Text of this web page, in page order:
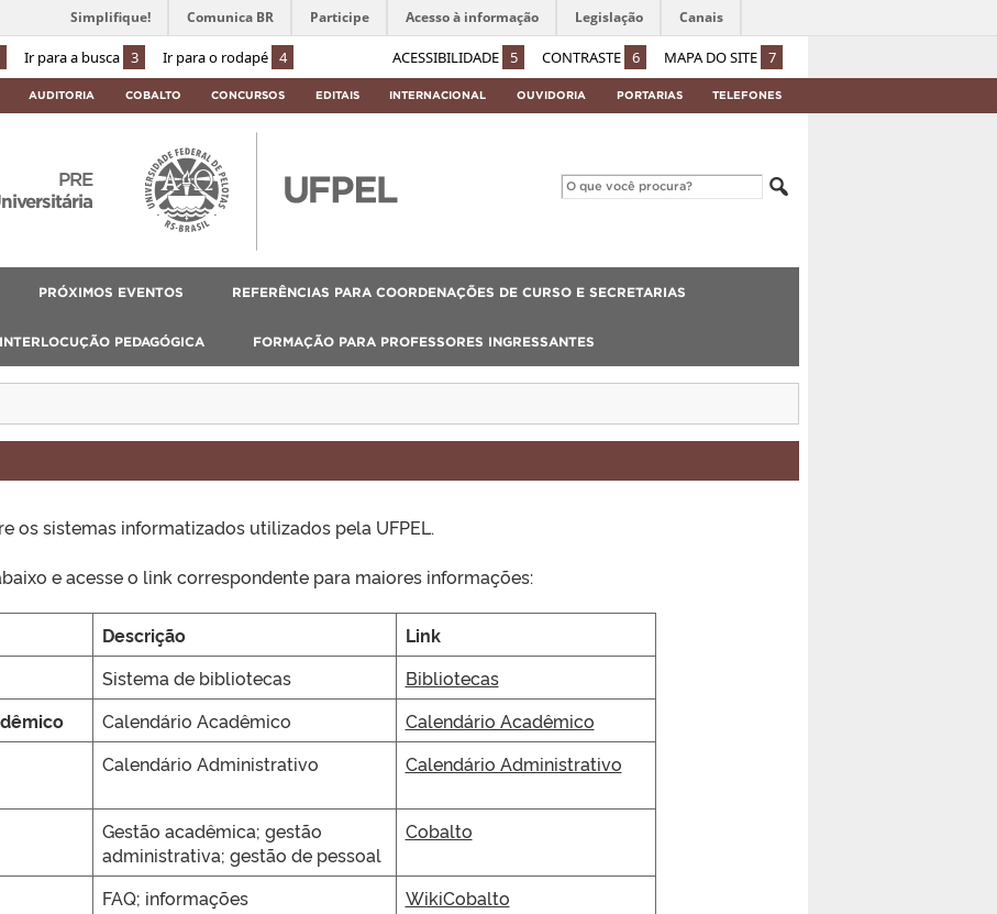
Ir para a busca 3 Ir para o rodapé 4 ACESSIBILIDADE 5 CONTRASTE 6 MAPA DO SITE 7
Simplifique! Comunica BR Participe Acesso à informação Legislação Canais
AUDITORIA COBALTO CONCURSOS EDITAIS INTERNACIONAL OUVIDORIA PORTARIAS TELEFONES
PRE
PRÓXIMOS EVENTOS REFERÊNCIAS PARA COORDENAÇÕES DE CURSO E SECRETARIAS
PEDAGÓGICA FORMAÇÃO PARA PROFESSORES INGRESSANTES
os sistemas informatizados utilizados pela UFPEL.
e acesse o link correspondente para maiores informações:
Descrição
Link
Sistema de bibliotecas
Bibliotecas
Calendário Acadêmico
Calendário Acadêmico
Calendário Administrativo Calendário Administrativo
Gestão acadêmica; gestão
administrativa; gestão de pessoal
Cobalto
FAQ; informações
WikiCobalto